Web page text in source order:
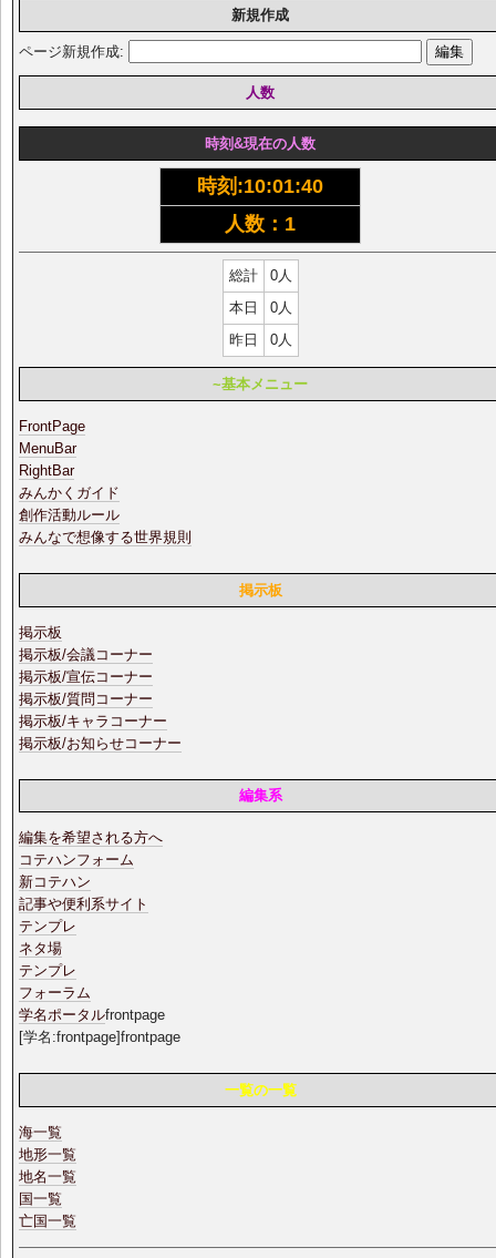
新規作成
ページ新規作成:
人数
時刻&現在の人数
時刻:10:01:41
人数：1
総計
0人
本日
0人
昨日
0人
~基本メニュー
FrontPage
MenuBar
RightBar
みんかくガイド
創作活動ルール
みんなで想像する世界規則
掲示板
掲示板
掲示板/会議コーナー
掲示板/宣伝コーナー
掲示板/質問コーナー
掲示板/キャラコーナー
掲示板/お知らせコーナー
編集系
編集を希望される方へ
コテハンフォーム
新コテハン
記事や便利系サイト
テンプレ
ネタ場
テンプレ
フォーラム
学名ポータルfrontpage
[学名:frontpage]frontpage
一覧の一覧
海一覧
地形一覧
地名一覧
国一覧
亡国一覧